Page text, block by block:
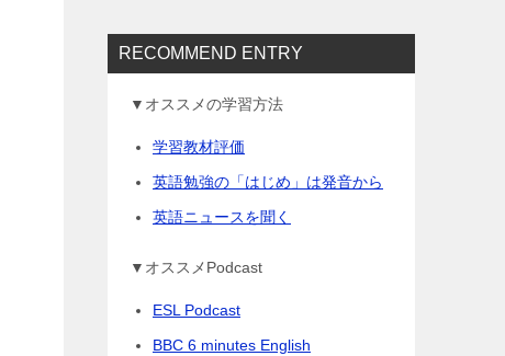
RECOMMEND ENTRY
▼オススメの学習方法
学習教材評価
英語勉強の「はじめ」は発音から
英語ニュースを聞く
▼オススメPodcast
ESL Podcast
BBC 6 minutes English